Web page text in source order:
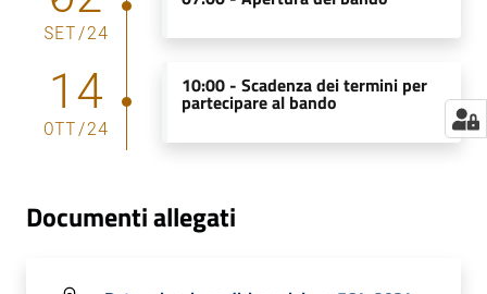
SET/24
14
OTT/24
10:00 - Scadenza dei termini per
partecipare al bando
Documenti allegati